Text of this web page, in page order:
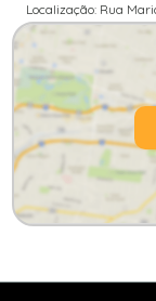
Localização: Rua